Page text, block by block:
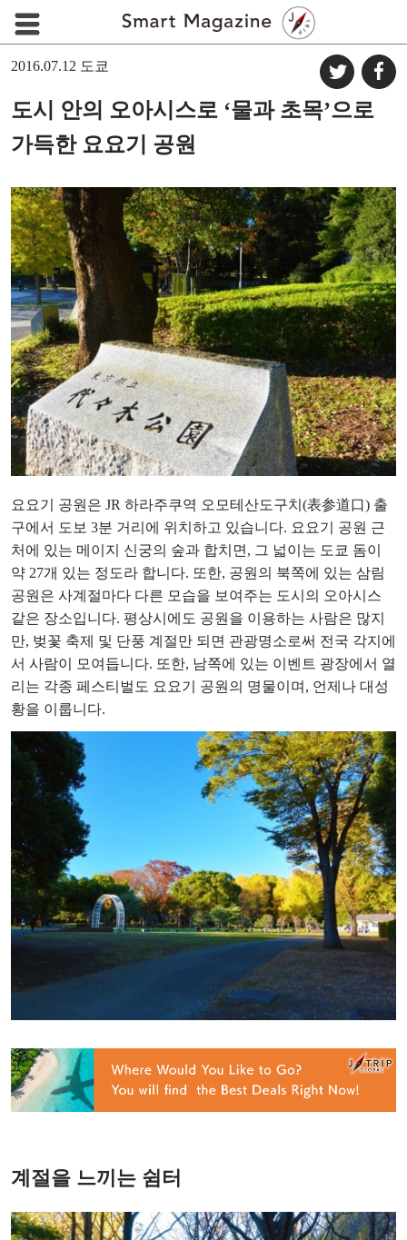
2016.07.12 도쿄
도시 안의 오아시스로 ‘물과 초목’으로
가득한 요요기 공원
요요기 공원은 JR 하라주쿠역 오모테산도구치(表参道口) 출
구에서 도보 3분 거리에 위치하고 있습니다. 요요기 공원 근
처에 있는 메이지 신궁의 숲과 합치면, 그 넓이는 도쿄 돔이
약 27개 있는 정도라 합니다. 또한, 공원의 북쪽에 있는 삼림
공원은 사계절마다 다른 모습을 보여주는 도시의 오아시스
같은 장소입니다. 평상시에도 공원을 이용하는 사람은 많지
만, 벚꽃 축제 및 단풍 계절만 되면 관광명소로써 전국 각지에
서 사람이 모여듭니다. 또한, 남쪽에 있는 이벤트 광장에서 열
리는 각종 페스티벌도 요요기 공원의 명물이며, 언제나 대성
황을 이룹니다.
계절을 느끼는 쉼터